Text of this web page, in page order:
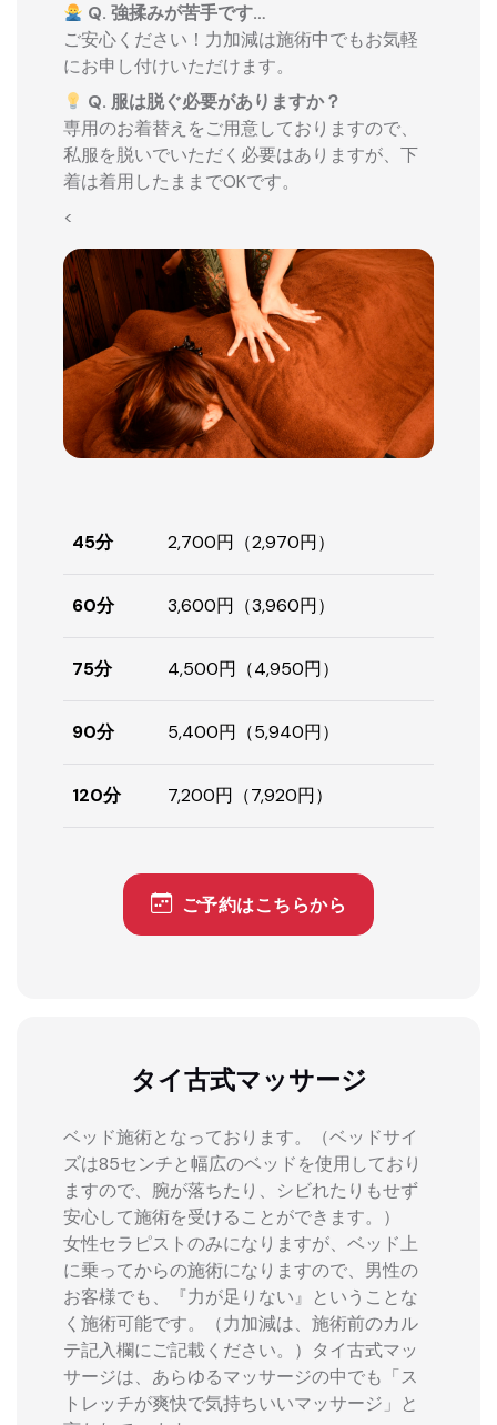
Q. 強揉みが苦手です…
ご安心ください！力加減は施術中でもお気軽
にお申し付けいただけます。
Q. 服は脱ぐ必要がありますか？
専用のお着替えをご用意しておりますので、
私服を脱いでいただく必要はありますが、下
着は着用したままでOKです。
<
45分 2,700円（2,970円）
60分 3,600円（3,960円）
75分 4,500円（4,950円）
90分 5,400円（5,940円）
120分 7,200円（7,920円）
ご予約はこちらから
タイ古式マッサージ
ベッド施術となっております。（ベッドサイ
ズは85センチと幅広のベッドを使用しており
ますので、腕が落ちたり、シビれたりもせず
安心して施術を受けることができます。）
女性セラピストのみになりますが、ベッド上
に乗ってからの施術になりますので、男性の
お客様でも、『力が足りない』ということな
く施術可能です。（力加減は、施術前のカル
テ記入欄にご記載ください。）タイ古式マッ
サージは、あらゆるマッサージの中でも「ス
トレッチが爽快で気持ちいいマッサージ」と